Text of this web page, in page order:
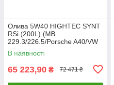
Олива 5W40 HIGHTEC SYNT
RSi (200L) (MB
229.3/226.5/Porsche A40/VW
502 00/505 00/RN 0700/071
20068-2000-99 UA61
В наявності
65 223,90 ₴ 72 471 ₴